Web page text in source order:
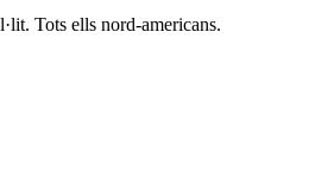
Tots ells nord-americans.